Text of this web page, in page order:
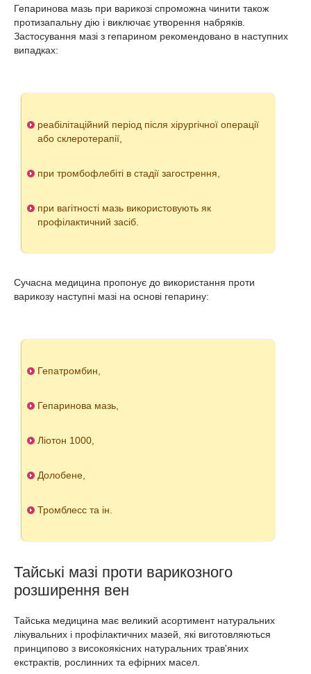
Гепаринова мазь при варикозі спроможна чинити також
протизапальну дію і виключає утворення набряків.
Застосування мазі з гепарином рекомендовано в наступних
випадках:
реабілітаційний період після хірургічної операції
або склеротерапії,
при тромбофлебіті в стадії загострення,
при вагітності мазь використовують як
профілактичний засіб.
Сучасна медицина пропонує до використання проти
варикозу наступні мазі на основі гепарину:
Гепатромбин,
Гепаринова мазь,
Ліотон 1000,
Долобене,
Тромблесс та ін.
Тайські мазі проти варикозного
розширення вен
Тайська медицина має великий асортимент натуральних
лікувальних і профілактичних мазей, які виготовляються
принципово з високоякісних натуральних трав'яних
екстрактів, рослинних та ефірних масел.